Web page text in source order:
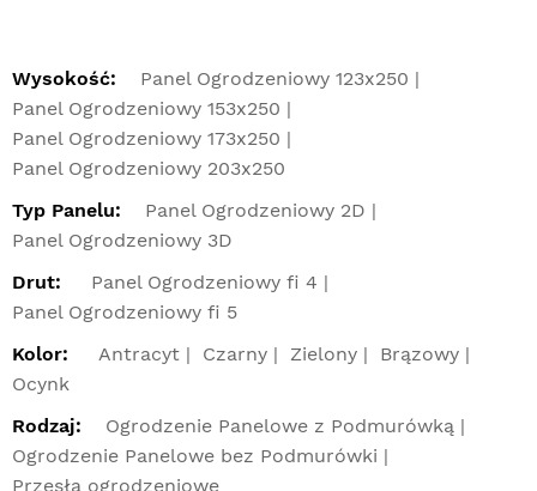
Wysokość:
Panel Ogrodzeniowy 123x250
Panel Ogrodzeniowy 153x250
Panel Ogrodzeniowy 173x250
Panel Ogrodzeniowy 203x250
Typ Panelu:
Panel Ogrodzeniowy 2D
Panel Ogrodzeniowy 3D
Drut:
Panel Ogrodzeniowy fi 4
Panel Ogrodzeniowy fi 5
Kolor:
Antracyt Czarny Zielony
Brązowy
Ocynk
Rodzaj:
Ogrodzenie Panelowe z Podmurówką
Ogrodzenie Panelowe bez Podmurówki
Przęsła ogrodzeniowe